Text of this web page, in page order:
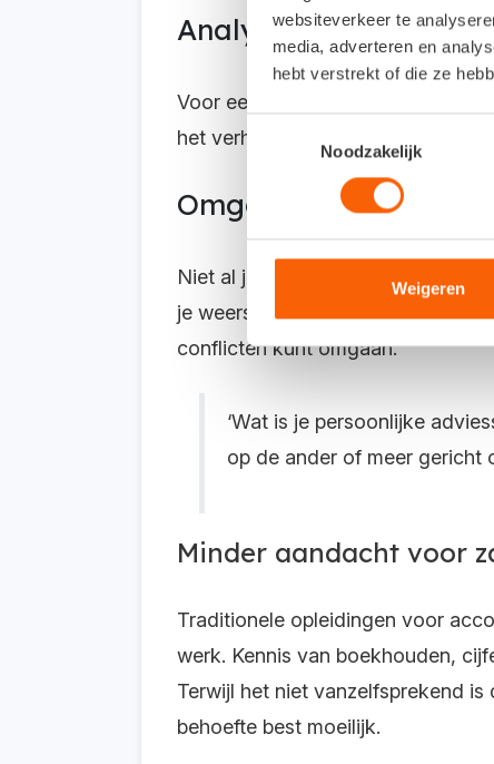
websiteverkeer te
media, adverteren en
hebt verstrekt of die ze
Noodzakelijk
Weigeren
Analysevaardigheden
Voor een goede analyse kun je
het verhaal ziet wat bij de cijfers
Omgaan met
Niet al je advies wordt
je weerstand herkent, begrijpt
conflicten kunt omgaan.
‘Wat is je persoonlijke
op de ander of meer gericht
Minder aandacht voor
Traditionele opleidingen voor
werk. Kennis van boekhouden,
Terwijl het niet vanzelfsprekend
behoefte best moeilijk.